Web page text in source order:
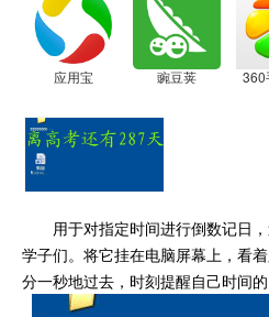
应用宝 豌豆荚 360
用于对指定时间进行倒数记日
学子们。将它挂在电脑屏幕上，看
分一秒地过去，时刻提醒自己时间的